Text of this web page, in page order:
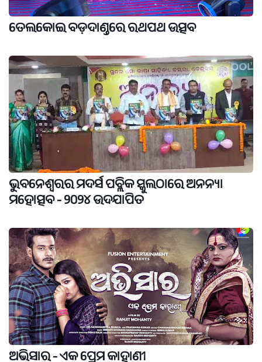
ତେଲକୋଇ ବଡ଼ଦାଣ୍ଡରେ ରଥପଥ ଉତ୍ସବ
ଭୁବନେଶ୍ଵରର ମଦର୍ସ ପବ୍ଲିକ ସ୍କୁଲଠାରେ ଅନନ୍ୟା
ମହୋତ୍ସବ - ୨୦୨୪ ଉଦଯାପିତ